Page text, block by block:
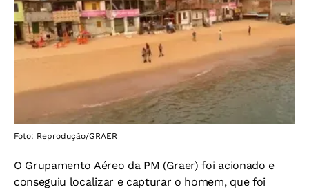
Foto: Reprodução/GRAER
O Grupamento Aéreo da PM (Graer) foi acionado e
conseguiu localizar e capturar o homem, que foi